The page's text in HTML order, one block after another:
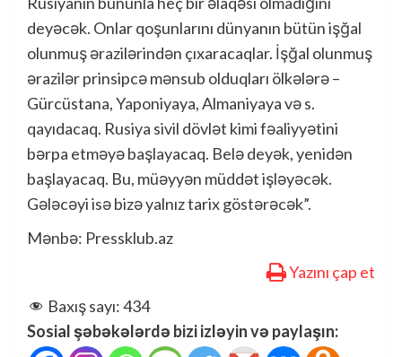
deyəcək. Onlar qoşunlarını dünyanın bütün işğal
olunmuş ərazilərindən çıxaracaqlar. İşğal olunmuş
ərazilər prinsipcə mənsub olduqları ölkələrə –
Gürcüstana, Yaponiyaya, Almaniyaya və s.
qayıdacaq. Rusiya sivil dövlət kimi fəaliyyətini
bərpa etməyə başlayacaq. Belə deyək, yenidən
başlayacaq. Bu, müəyyən müddət işləyəcək.
Gələcəyi isə bizə yalnız tarix göstərəcək”.
Mənbə: Pressklub.az
Yazını çap et
Baxış sayı:434
Sosial şəbəkələrdə bizi izləyin və paylaşın: